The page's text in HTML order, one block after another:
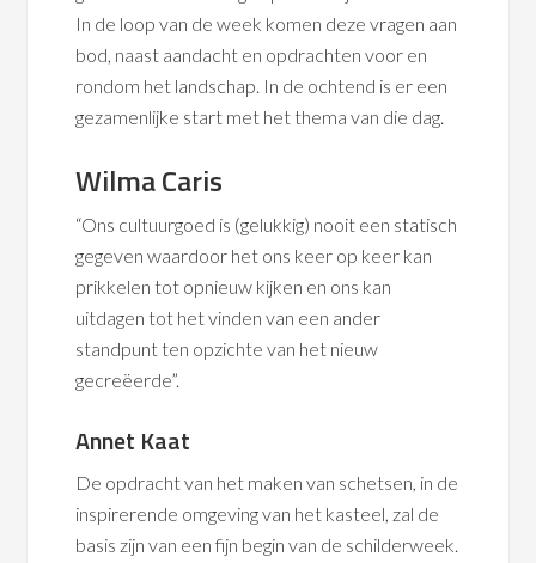
In de loop van de week komen deze vragen aan
bod, naast aandacht en opdrachten voor en
rondom het landschap. In de ochtend is er een
gezamenlijke start met het thema van die dag.
Wilma Caris
“Ons cultuurgoed is (gelukkig) nooit een statisch
gegeven waardoor het ons keer op keer kan
prikkelen tot opnieuw kijken en ons kan
uitdagen tot het vinden van een ander
standpunt ten opzichte van het nieuw
gecreëerde”.
Annet Kaat
De opdracht van het maken van schetsen, in de
inspirerende omgeving van het kasteel, zal de
basis zijn van een fijn begin van de schilderweek.